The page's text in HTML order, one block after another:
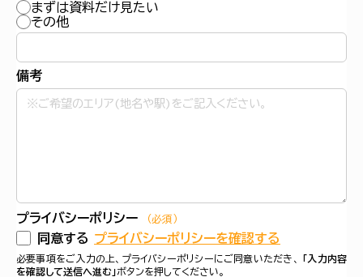
まずは資料だけ見たい
その他
備考
プライバシーポリシー （必須）
同意する プライバシーポリシーを確認する
必要事項をご入力の上、プライバシーポリシーにご同意いただき、
「入力内容
を確認して送信へ進む」ボタンを押してください。